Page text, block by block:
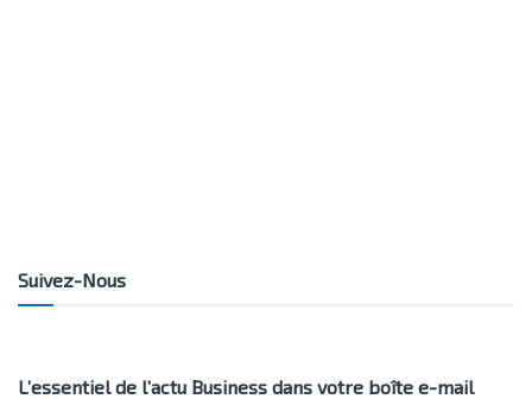
Suivez-Nous
L’essentiel de l’actu Business dans votre boîte e-mail